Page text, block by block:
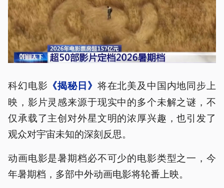
科幻电影 《揭秘日》 将在北美及中国内地同步上
映，影片灵感来源于现实中的多个未解之谜，不
仅承载了主创对外星文明的浓厚兴趣，也引发了
观众对宇宙未知的深刻反思。
动画电影是暑期档必不可少的电影类型之一，今
年暑期档，多部中外动画电影将轮番上映。